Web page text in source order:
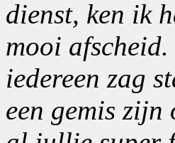
dienst, ken ik
mooi
iedereen zag
een gemis